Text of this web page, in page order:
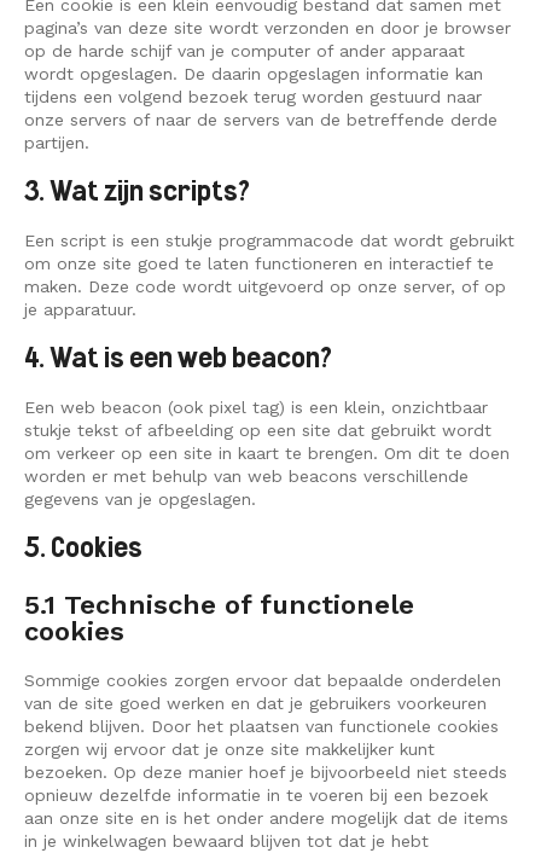
Een cookie is een klein eenvoudig bestand dat samen met
pagina’s van deze site wordt verzonden en door je browser
op de harde schijf van je computer of ander apparaat
wordt opgeslagen. De daarin opgeslagen informatie kan
tijdens een volgend bezoek terug worden gestuurd naar
onze servers of naar de servers van de betreffende derde
partijen.
3. Wat zijn scripts?
Een script is een stukje programmacode dat wordt gebruikt
om onze site goed te laten functioneren en interactief te
maken. Deze code wordt uitgevoerd op onze server, of op
je apparatuur.
4. Wat is een web beacon?
Een web beacon (ook pixel tag) is een klein, onzichtbaar
stukje tekst of afbeelding op een site dat gebruikt wordt
om verkeer op een site in kaart te brengen. Om dit te doen
worden er met behulp van web beacons verschillende
gegevens van je opgeslagen.
5. Cookies
5.1 Technische of functionele
cookies
Sommige cookies zorgen ervoor dat bepaalde onderdelen
van de site goed werken en dat je gebruikers voorkeuren
bekend blijven. Door het plaatsen van functionele cookies
zorgen wij ervoor dat je onze site makkelijker kunt
bezoeken. Op deze manier hoef je bijvoorbeeld niet steeds
opnieuw dezelfde informatie in te voeren bij een bezoek
aan onze site en is het onder andere mogelijk dat de items
in je winkelwagen bewaard blijven tot dat je hebt